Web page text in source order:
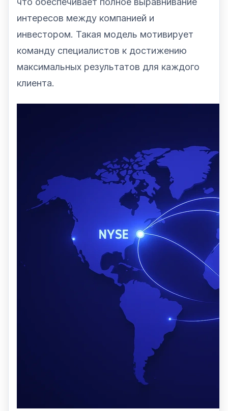
интересов между компанией и
инвестором. Такая модель мотивирует
команду специалистов к достижению
максимальных результатов для каждого
клиента.